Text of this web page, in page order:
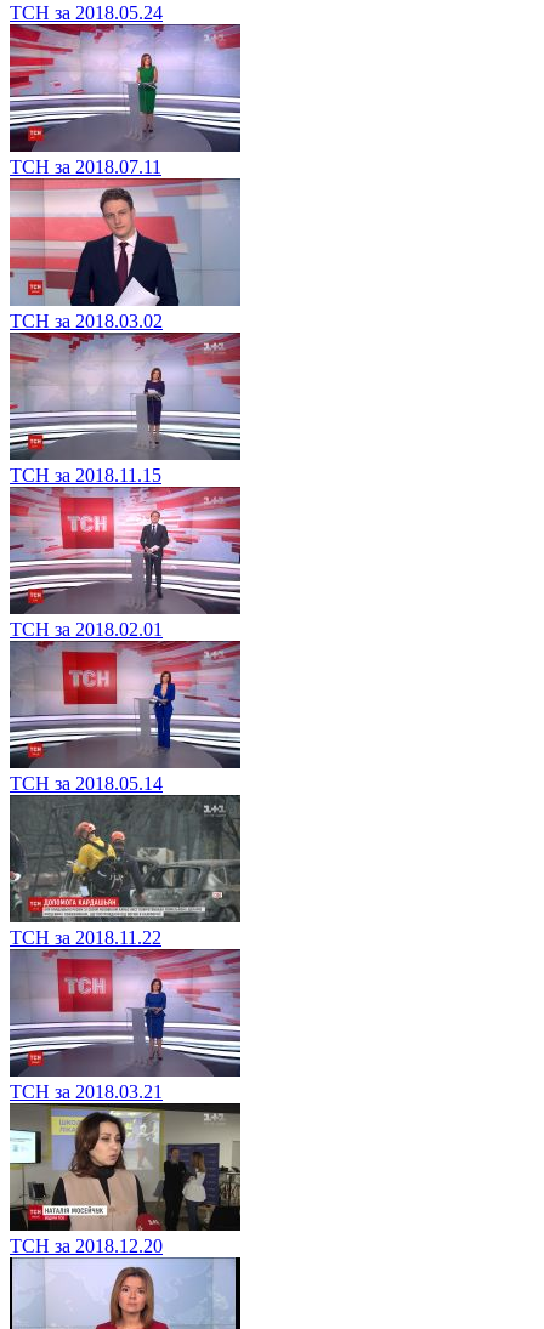
ТСН за 2018.05.24
ТСН за 2018.07.11
ТСН за 2018.03.02
ТСН за 2018.11.15
ТСН за 2018.02.01
ТСН за 2018.05.14
ТСН за 2018.11.22
ТСН за 2018.03.21
ТСН за 2018.12.20